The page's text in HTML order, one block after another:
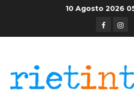
10 Agosto 2026
Facebook